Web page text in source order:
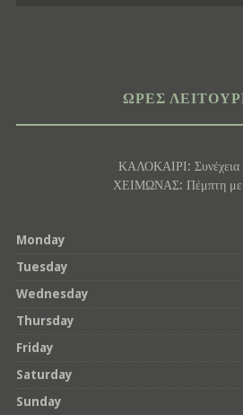
ΏΡΕΣ
ΚΑΛΟΚΑΙΡΙ: Συνέχεια
ΧΕΙΜΩΝΑΣ: Πέμπτη με
Monday
Tuesday
Wednesday
Thursday
Friday
Saturday
Sunday